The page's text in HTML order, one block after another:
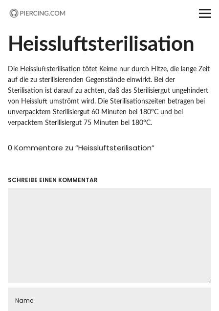
PIERCING.COM
Startseite
Shop
Piercing ABC
Forum
Magazin
Heissluftsterilisation
Die Heissluftsterilisation tötet Keime nur durch Hitze, die lange Zeit
auf die zu sterilisierenden Gegenstände einwirkt. Bei der
Sterilisation ist darauf zu achten, daß das Sterilisiergut ungehindert
von Heissluft umströmt wird. Die Sterilisationszeiten betragen bei
unverpacktem Sterilisiergut 60 Minuten bei 180°C und bei
verpacktem Sterilisiergut 75 Minuten bei 180°C.
0 Kommentare zu “Heissluftsterilisation”
SCHREIBE EINEN KOMMENTAR